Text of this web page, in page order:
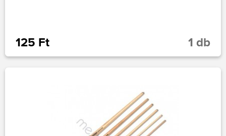
125 Ft 1 db